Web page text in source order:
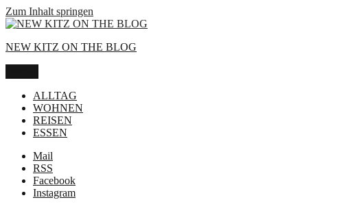
Zum Inhalt springen
NEW KITZ ON THE BLOG
ALLTAG
WOHNEN
REISEN
ESSEN
Mail
RSS
Facebook
Instagram